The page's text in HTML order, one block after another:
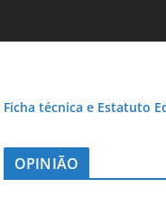
Ficha técnica e Estatuto
OPINIÃO